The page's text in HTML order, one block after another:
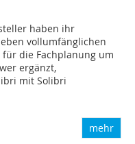
haben ihr
vollumfänglichen
die Fachplanung um
ergänzt,
mit Solibri
mehr